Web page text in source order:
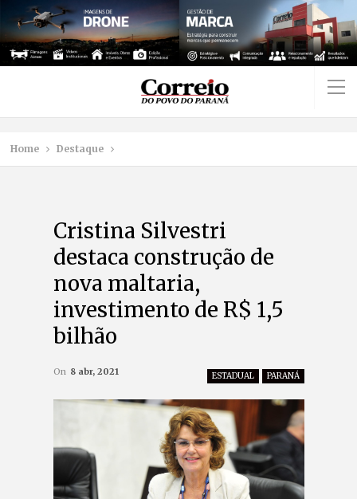
Home Destaque
Cristina Silvestri
destaca construção de
nova maltaria,
investimento de R$ 1,5
bilhão
ESTADUAL PARANÁ
On 8 abr, 2021